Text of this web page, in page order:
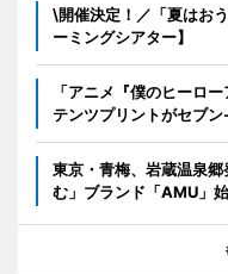
\開催決定！／「夏はお
ーミングシアター】
「アニメ『僕のヒーロ
テンツプリントがセブ
東京・青梅、岩蔵温泉
む」ブランド「AMU」